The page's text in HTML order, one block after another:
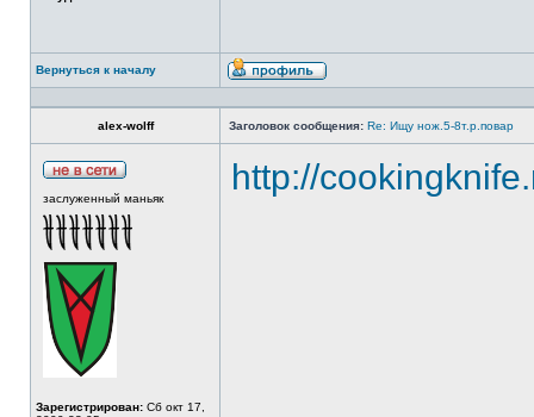
Вернуться к началу
alex-wolff Заголовок сообщения: Re: Ищу нож.5-8т.р.повар
заслуженный маньяк
Зарегистрирован: Сб окт 17,
http://